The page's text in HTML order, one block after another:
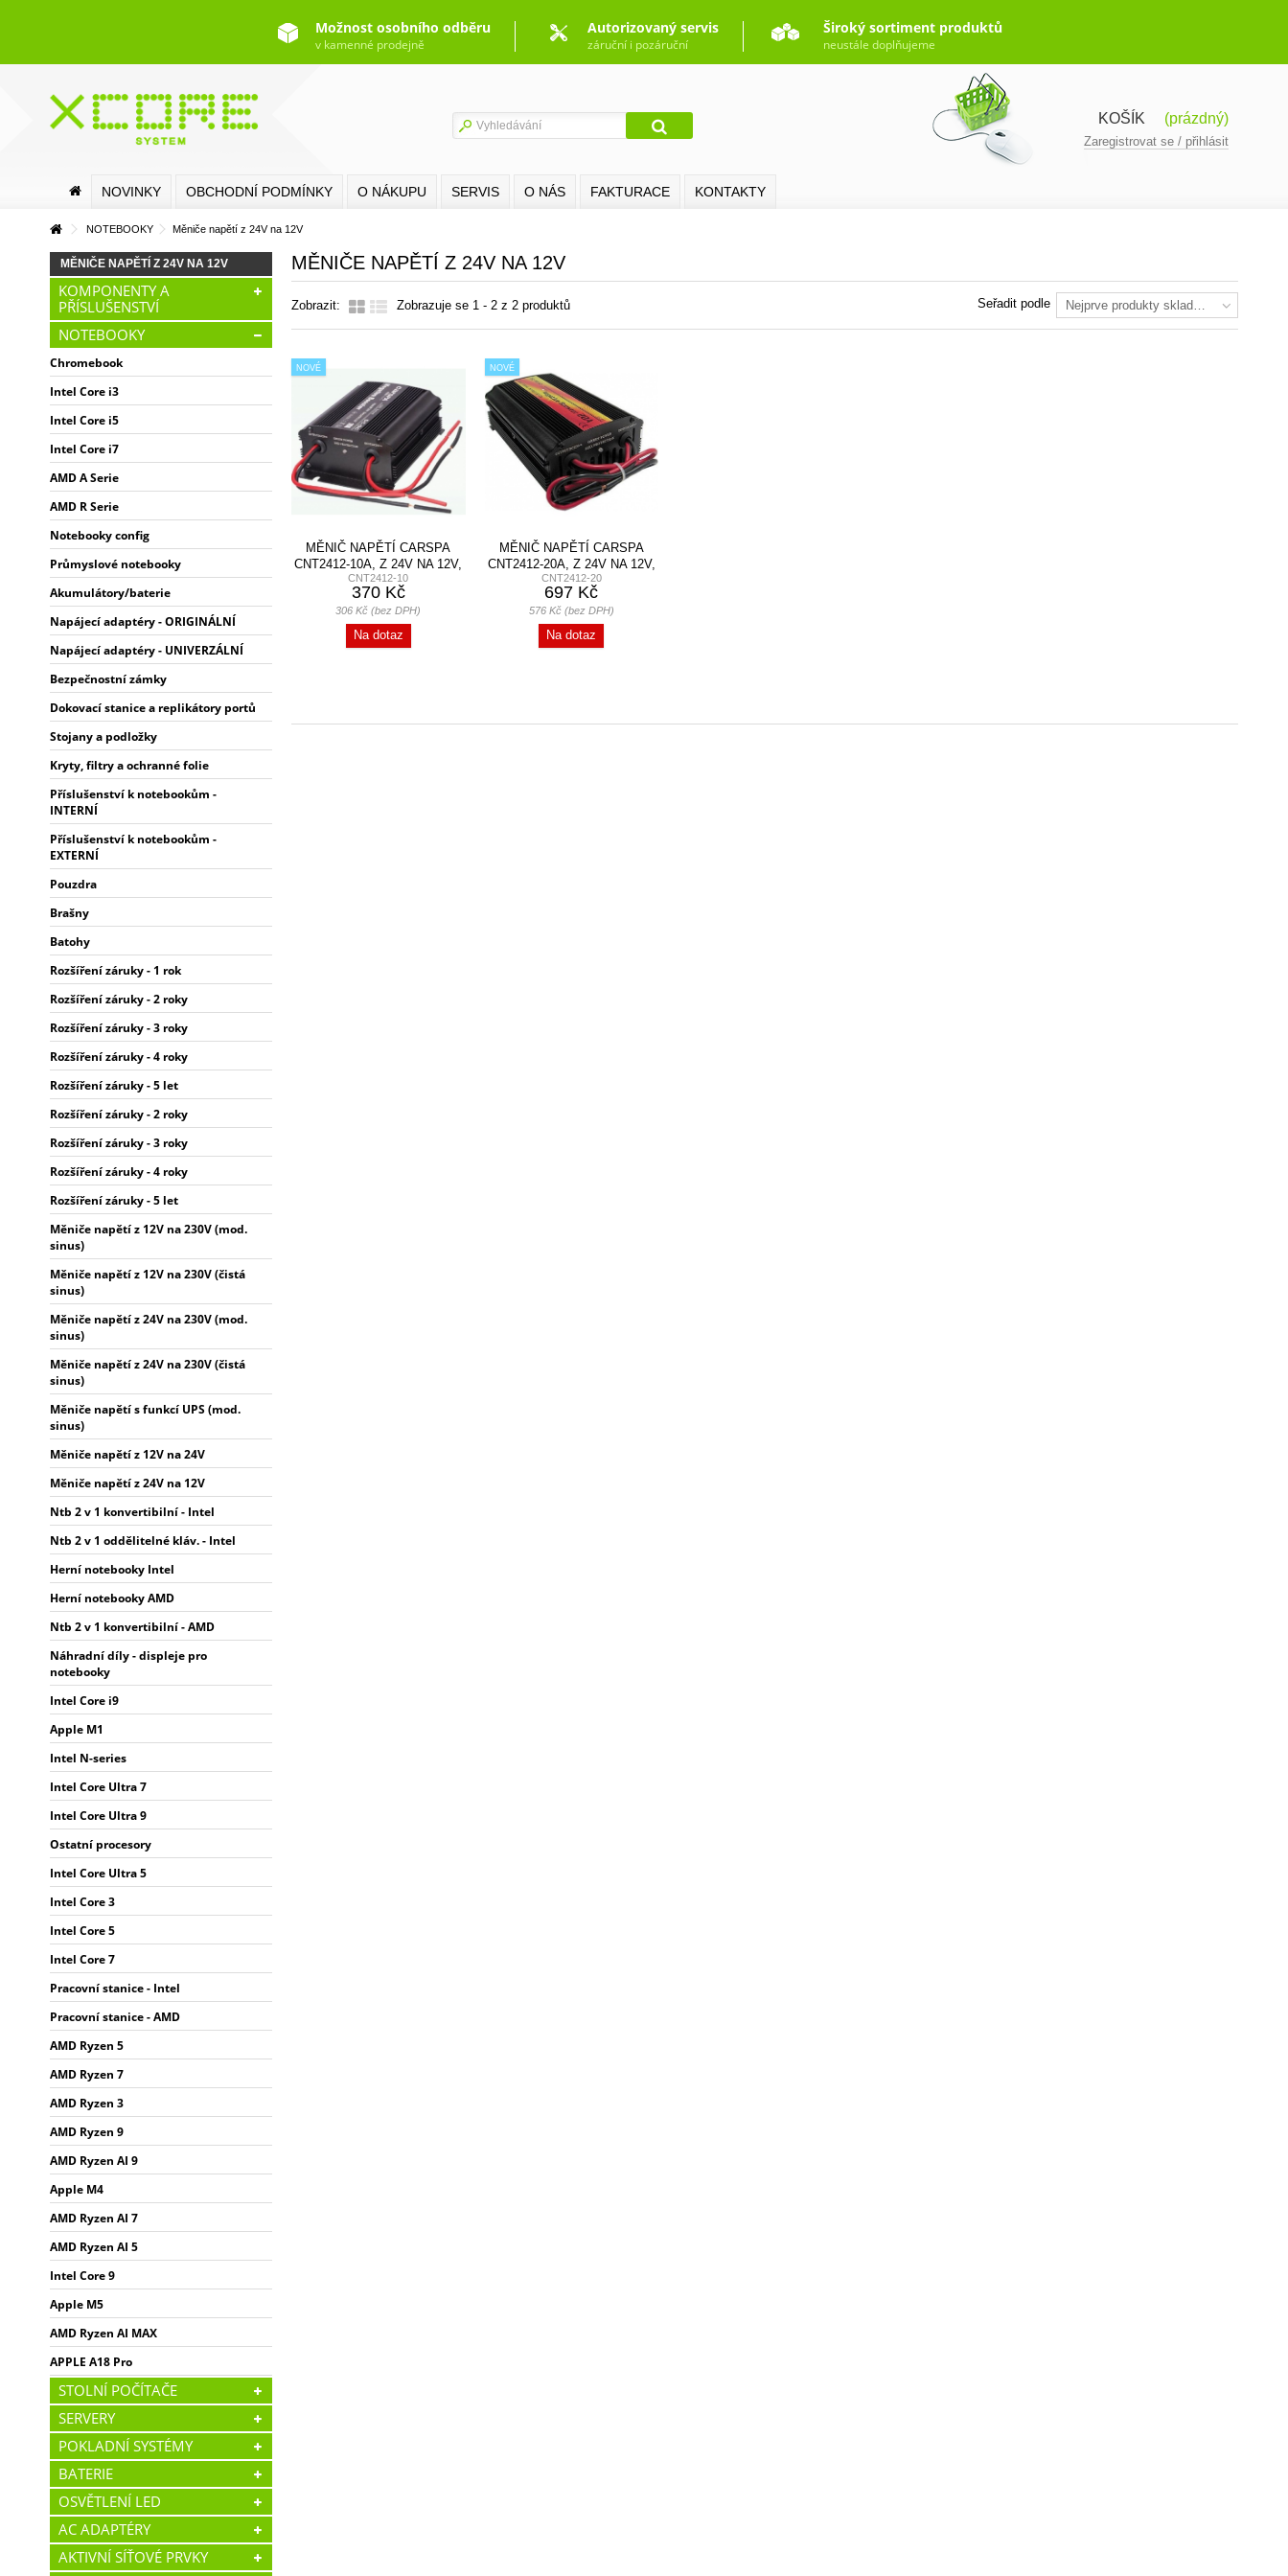
Možnost osobního odběru
v kamenné prodejně
Autorizovaný servis
záruční i pozáruční
Široký sortiment produktů
neustále doplňujeme
KOŠÍK (prázdný)
Zaregistrovat se / přihlásit
NOVINKY OBCHODNÍ PODMÍNKY O NÁKUPU SERVIS O NÁS FAKTURACE KONTAKTY
NOTEBOOKY Měniče napětí z 24V na 12V
MĚNIČE NAPĚTÍ Z 24V NA 12V
Zobrazit: Zobrazuje se 1 - 2 z 2 produktů Seřadit podle Nejprve produkty skladem
NOVÉ
MĚNIČ NAPĚTÍ CARSPA
CNT2412-10A, Z 24V NA 12V,
10A, 120W
CNT2412-10
370 Kč
306 Kč (bez DPH)
Na dotaz
NOVÉ
MĚNIČ NAPĚTÍ CARSPA
CNT2412-20A, Z 24V NA 12V,
20A, 240W
CNT2412-20
697 Kč
576 Kč (bez DPH)
Na dotaz
MĚNIČE NAPĚTÍ Z 24V NA 12V
KOMPONENTY A
PŘÍSLUŠENSTVÍ
NOTEBOOKY
Chromebook
Intel Core i3
Intel Core i5
Intel Core i7
AMD A Serie
AMD R Serie
Notebooky config
Průmyslové notebooky
Akumulátory/baterie
Napájecí adaptéry - ORIGINÁLNÍ
Napájecí adaptéry - UNIVERZÁLNÍ
Bezpečnostní zámky
Dokovací stanice a replikátory portů
Stojany a podložky
Kryty, filtry a ochranné folie
Příslušenství k notebookům -
INTERNÍ
Příslušenství k notebookům -
EXTERNÍ
Pouzdra
Brašny
Batohy
Rozšíření záruky - 1 rok
Rozšíření záruky - 2 roky
Rozšíření záruky - 3 roky
Rozšíření záruky - 4 roky
Rozšíření záruky - 5 let
Rozšíření záruky - 2 roky
Rozšíření záruky - 3 roky
Rozšíření záruky - 4 roky
Rozšíření záruky - 5 let
Měniče napětí z 12V na 230V (mod.
sinus)
Měniče napětí z 12V na 230V (čistá
sinus)
Měniče napětí z 24V na 230V (mod.
sinus)
Měniče napětí z 24V na 230V (čistá
sinus)
Měniče napětí s funkcí UPS (mod.
sinus)
Měniče napětí z 12V na 24V
Měniče napětí z 24V na 12V
Ntb 2 v 1 konvertibilní - Intel
Ntb 2 v 1 oddělitelné kláv. - Intel
Herní notebooky Intel
Herní notebooky AMD
Ntb 2 v 1 konvertibilní - AMD
Náhradní díly - displeje pro
notebooky
Intel Core i9
Apple M1
Intel N-series
Intel Core Ultra 7
Intel Core Ultra 9
Ostatní procesory
Intel Core Ultra 5
Intel Core 3
Intel Core 5
Intel Core 7
Pracovní stanice - Intel
Pracovní stanice - AMD
AMD Ryzen 5
AMD Ryzen 7
AMD Ryzen 3
AMD Ryzen 9
AMD Ryzen AI 9
Apple M4
AMD Ryzen AI 7
AMD Ryzen AI 5
Intel Core 9
Apple M5
AMD Ryzen AI MAX
APPLE A18 Pro
STOLNÍ POČÍTAČE
SERVERY
POKLADNÍ SYSTÉMY
BATERIE
OSVĚTLENÍ LED
AC ADAPTÉRY
AKTIVNÍ SÍŤOVÉ PRVKY